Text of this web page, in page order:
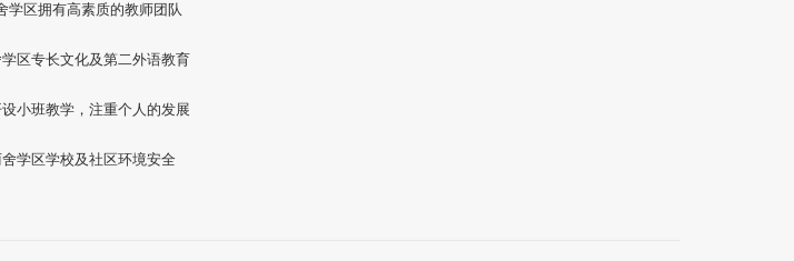
学区拥有高素质的教师团队
区专长文化及第二外语教育
小班教学，注重个人的发展
学区学校及社区环境安全